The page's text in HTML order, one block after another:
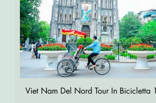
Viet Nam Del Nord Tour In Bicicletta